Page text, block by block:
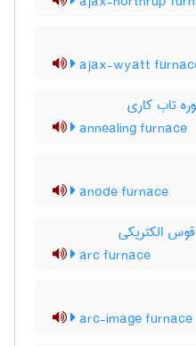
ajax-wyatt
تاب کاری
annealing furnace
anode furnace
الکتریکی
arc furnace
arc-image furnace